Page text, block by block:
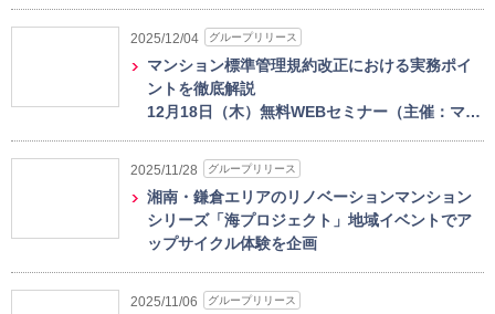
2025/12/04 グループリリース
マンション標準管理規約改正における実務ポイ
ントを徹底解説
12月18日（木）無料WEBセミナー（主催：マ…
2025/11/28 グループリリース
湘南・鎌倉エリアのリノベーションマンション
シリーズ「海プロジェクト」地域イベントでア
ップサイクル体験を企画
2025/11/06 グループリリース